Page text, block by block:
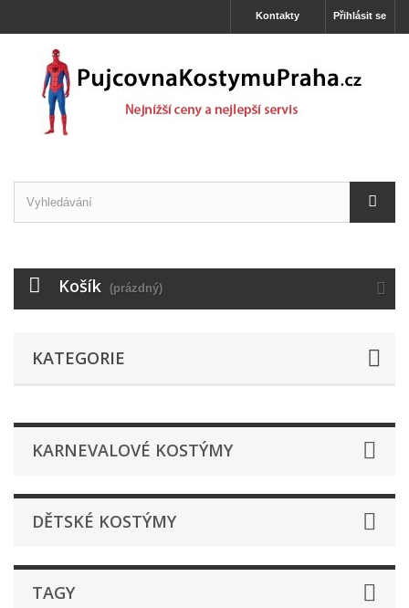
Přihlásit se
Kontakty
Košík (prázdný)
KATEGORIE
KARNEVALOVÉ KOSTÝMY
DĚTSKÉ KOSTÝMY
TAGY